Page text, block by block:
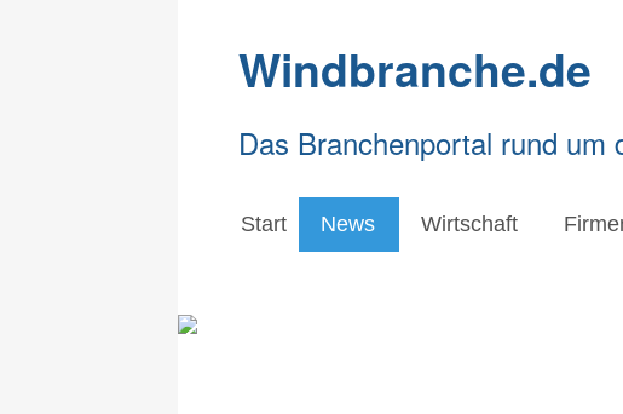
Windbranche.de
Das Branchenportal rund um
Start News Wirtschaft